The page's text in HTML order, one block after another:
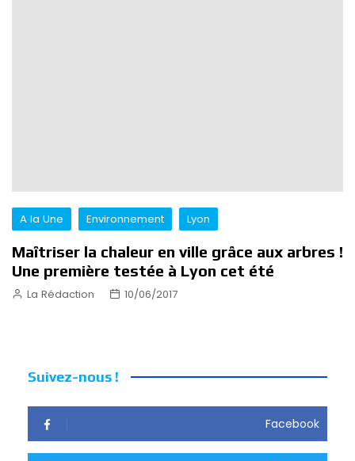
A la Une Environnement Lyon
Maîtriser la chaleur en ville grâce aux arbres !
Une première testée à Lyon cet été
La Rédaction 10/06/2017
Suivez-nous !
Facebook